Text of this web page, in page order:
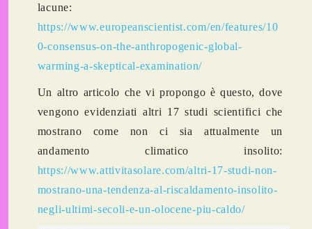
lacune:
https://www.europeanscientist.com/en/features/10
0-consensus-on-the-anthropogenic-global-
warming-a-skeptical-examination/
Un altro articolo che vi propongo è questo, dove
vengono evidenziati altri 17 studi scientifici che
mostrano come non ci sia attualmente un
andamento climatico insolito:
https://www.attivitasolare.com/altri-17-studi-non-
mostrano-una-tendenza-al-riscaldamento-insolito-
negli-ultimi-secoli-e-un-olocene-piu-caldo/